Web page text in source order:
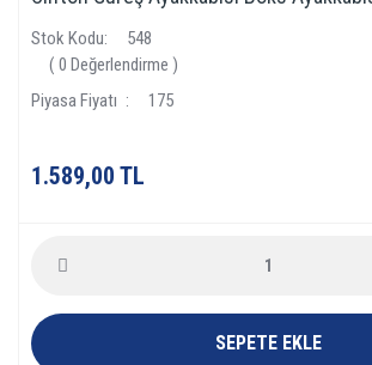
Stok Kodu
548
( 0 Değerlendirme )
Piyasa Fiyatı
175
1.589,00 TL
SEPETE EKLE